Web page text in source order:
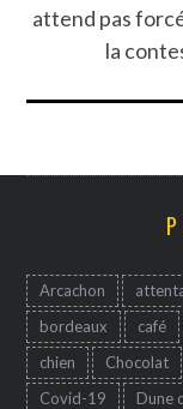
attend pas
la
Arcachon
bordeaux
café
chien
Chocolat
Covid-19
Dune